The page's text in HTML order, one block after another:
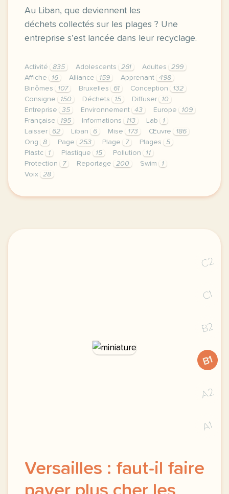
Au Liban, que deviennent les
déchets collectés sur les plages ? Une
entreprise s’est lancée dans leur recyclage.
Activité 835 Adolescents 261 Adultes
299
Affiche
16 Alliance 159 Apprenant
498
Binômes
107 Bruxelles 61 Conception
132
Consigne
150 Déchets 15 Diffuser
10
Entreprise
35 Environnement 43 Europe
109
Française
195 Informations 113 Lab
1
Laisser
62 Liban 6 Mise 173 Œuvre
186
Ong
8 Page 253 Plage 7 Plages
5
Plastc
1 Plastique 15 Pollution
11
Protection
7 Reportage 200 Swim
1
Voix
28
le respect de votre vie privee est une priorite
C2
C1
B2
B1
A2
A1
Versailles : faut-il faire